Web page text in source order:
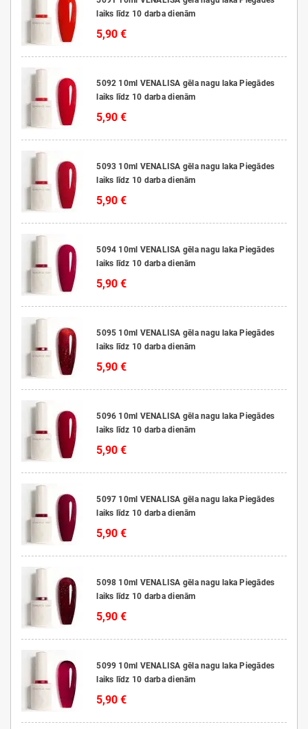
laiks līdz 10 darba dienām
5,90 €
5092 10ml VENALISA gēla nagu laka Piegādes
laiks līdz 10 darba dienām
5,90 €
5093 10ml VENALISA gēla nagu laka Piegādes
laiks līdz 10 darba dienām
5,90 €
5094 10ml VENALISA gēla nagu laka Piegādes
laiks līdz 10 darba dienām
5,90 €
5095 10ml VENALISA gēla nagu laka Piegādes
laiks līdz 10 darba dienām
5,90 €
5096 10ml VENALISA gēla nagu laka Piegādes
laiks līdz 10 darba dienām
5,90 €
5097 10ml VENALISA gēla nagu laka Piegādes
laiks līdz 10 darba dienām
5,90 €
5098 10ml VENALISA gēla nagu laka Piegādes
laiks līdz 10 darba dienām
5,90 €
5099 10ml VENALISA gēla nagu laka Piegādes
laiks līdz 10 darba dienām
5,90 €